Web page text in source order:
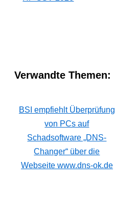
Verwandte Themen:
BSI empfiehlt Überprüfung
von PCs auf
Schadsoftware „DNS-
Changer“ über die
Webseite www.dns-ok.de